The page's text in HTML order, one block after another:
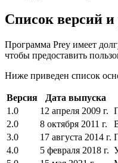
Список версий и
Программа Prey имеет
чтобы предоставить
Ниже приведен список
Версия Дата выпуска
1.0
12 апреля 2009 г.
2.0
8 октября 2011 г.
3.0
17 августа 2014 г.
4.0
5 февраля 2018 г.